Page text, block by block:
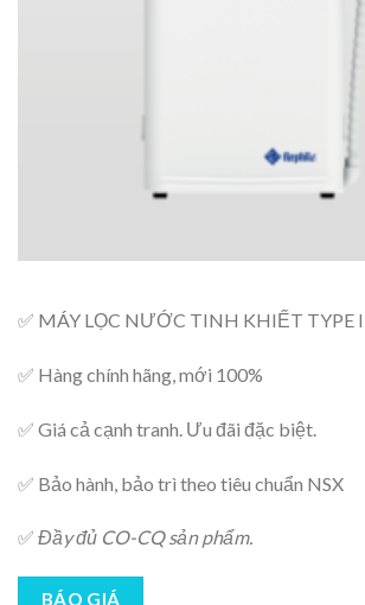
✅ MÁY LỌC NƯỚC TINH KHIẾT TYPE
✅ Hàng chính hãng, mới 100%
✅ Giá cả cạnh tranh. Ưu đãi đặc biệt.
✅ Bảo hành, bảo trì theo tiêu chuẩn NSX
✅ Đầy đủ CO-CQ sản phẩm.
BÁO GIÁ